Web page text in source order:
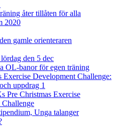
åter tillåten för alla
2020
gamle orienteraren
den 5 dec
OL-banor för egen träning
Exercise Development Challenge:
uppdrag 1
Pre Christmas Exercise
Unga talanger